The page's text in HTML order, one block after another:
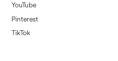
YouTube
Pinterest
TikTok